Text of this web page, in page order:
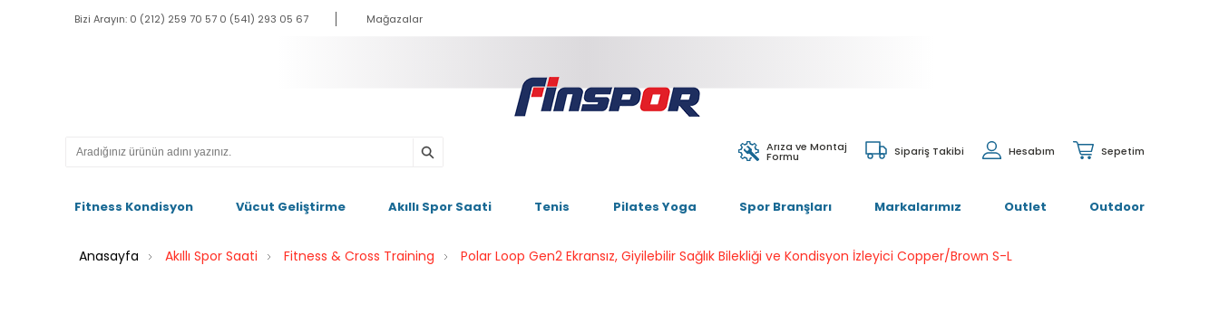
Bizi Arayın: 0 (212) 259 70 57 0 (541) 293 05 67 Mağazalar
Sepetim
Hesabım
Sipariş Takibi
Arıza ve Montaj
Formu
Fitness Kondisyon Vücut Geliştirme Akıllı Spor Saati Tenis Pilates Yoga Spor Branşları Markalarımız Outlet Outdoor
Anasayfa Akıllı Spor Saati Fitness & Cross Training Polar Loop Gen2 Ekransız, Giyilebilir Sağlık Bilekliği ve Kondisyon İzleyici Copper/Brown S-L